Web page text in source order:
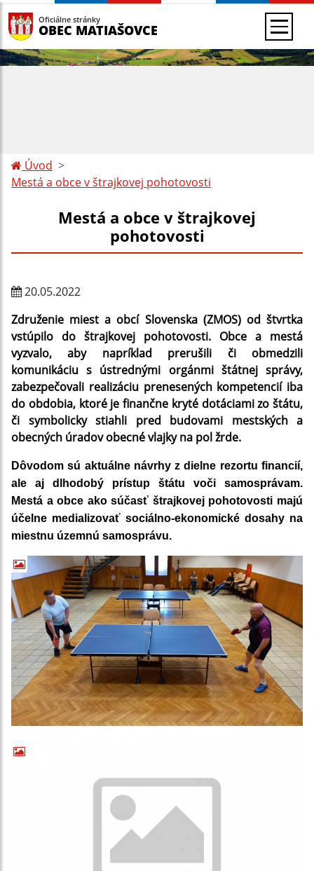
Oficiálne stránky
OBEC MATIAŠOVCE
Úvod
Mestá a obce v štrajkovej pohotovosti
Mestá a obce v štrajkovej
pohotovosti
20.05.2022
Združenie miest a obcí Slovenska (ZMOS) od štvrtka
vstúpilo do štrajkovej pohotovosti. Obce a mestá
vyzvalo, aby napríklad prerušili či obmedzili
komunikáciu s ústrednými orgánmi štátnej správy,
zabezpečovali realizáciu prenesených kompetencií iba
do obdobia, ktoré je finančne kryté dotáciami zo štátu,
či symbolicky stiahli pred budovami mestských a
obecných úradov obecné vlajky na pol žrde.
Dôvodom sú aktuálne návrhy z dielne rezortu financií,
ale aj dlhodobý prístup štátu voči samosprávam.
Mestá a obce ako súčasť štrajkovej pohotovosti majú
účelne medializovať sociálno-ekonomické dosahy na
miestnu územnú samosprávu.